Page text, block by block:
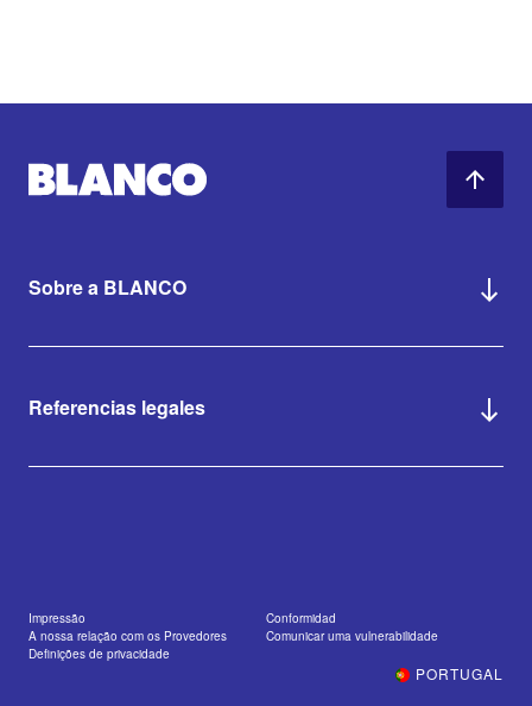
Sobre a BLANCO
Referencias legales
Impressão
Conformidad
A nossa relação com os Provedores
Comunicar uma vulnerabilidade
Definições de privacidade
PORTUGAL